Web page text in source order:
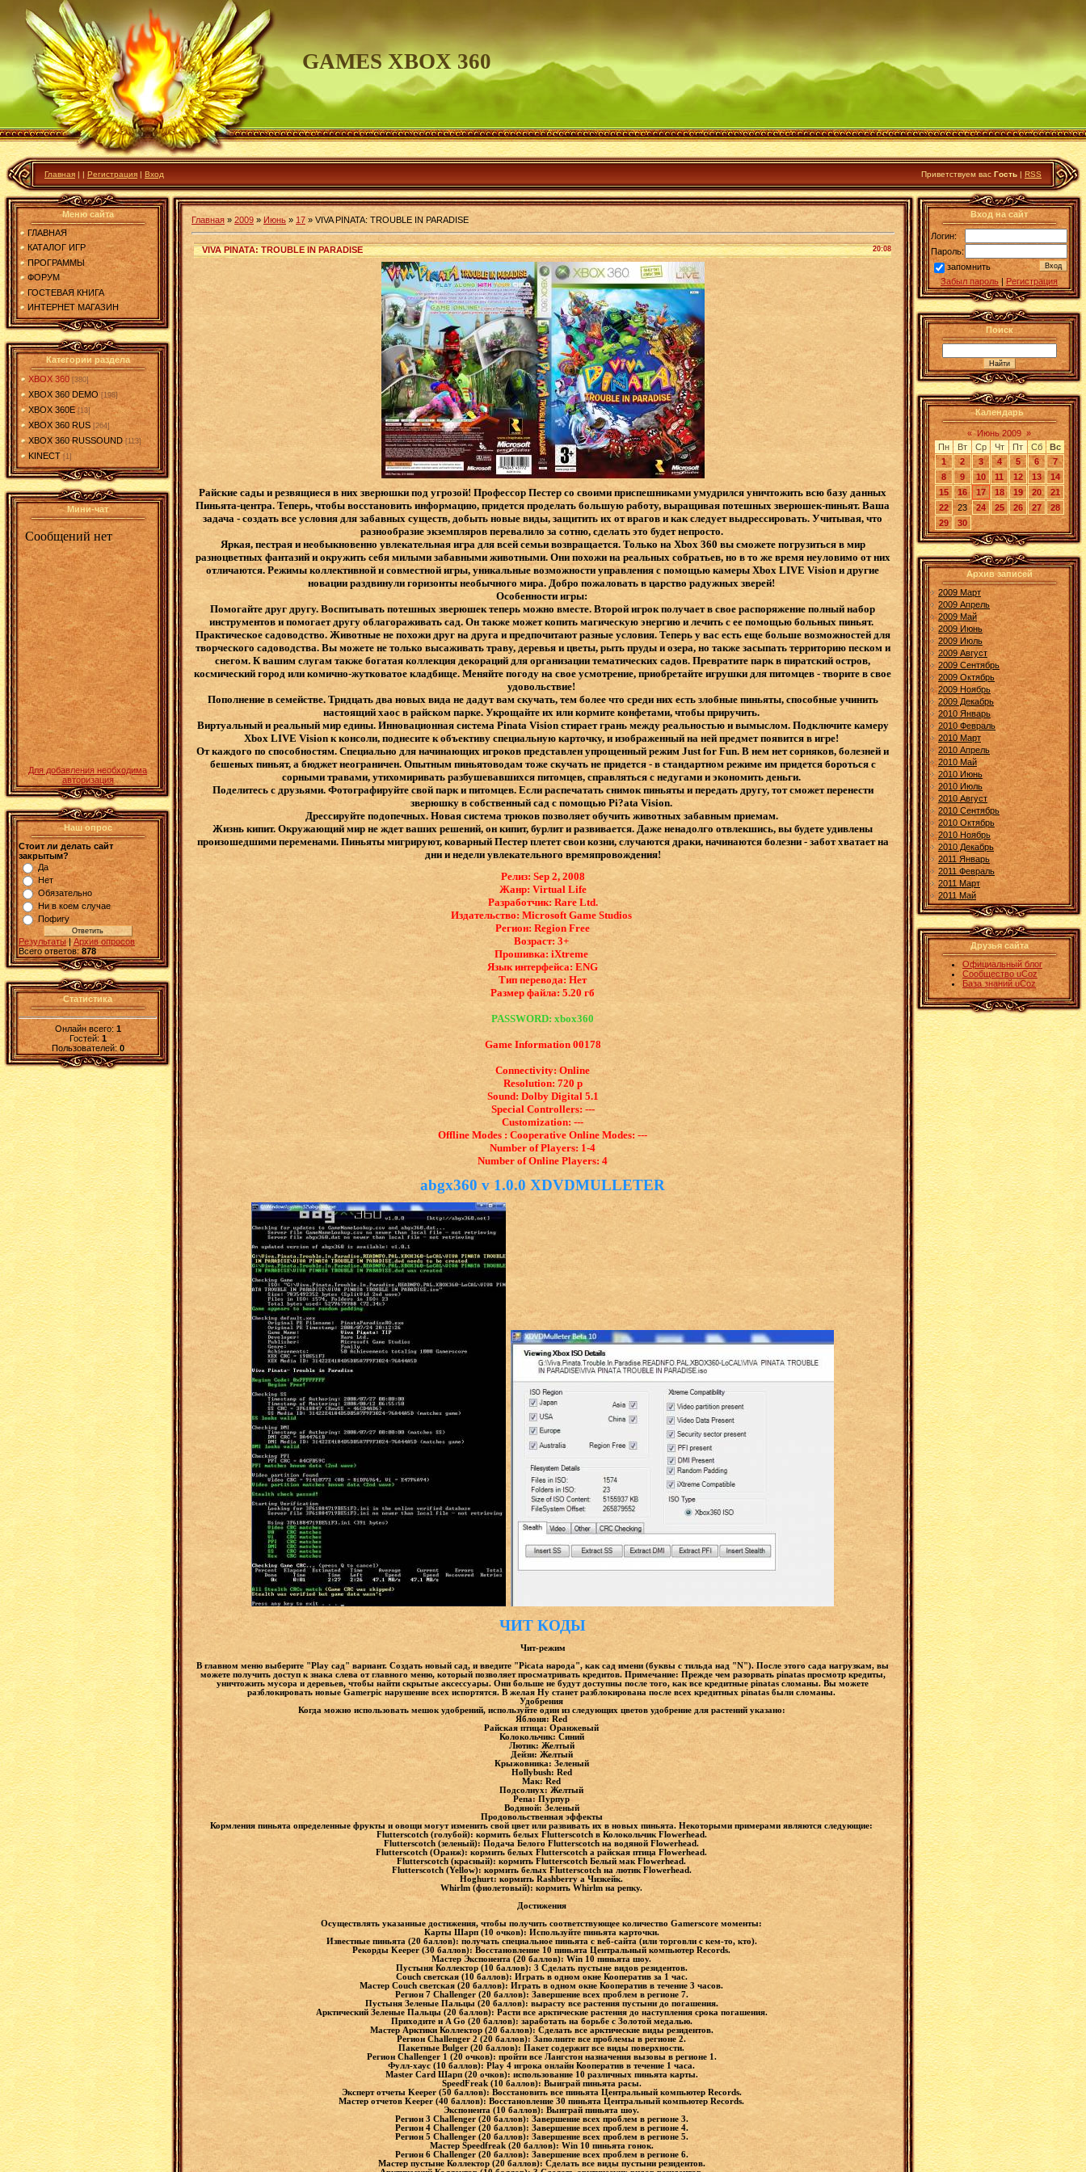
GAMES XBOX 360
Главная | | Регистрация | Вход Приветствуем вас Гость | RSS
Меню сайта
ГЛАВНАЯ
КАТАЛОГ ИГР
ПРОГРАММЫ
ФОРУМ
ГОСТЕВАЯ КНИГА
ИНТЕРНЕТ МАГАЗИН
Категории раздела
XBOX 360 [380]
XBOX 360 DEMO [198]
XBOX 360E [13]
XBOX 360 RUS [264]
XBOX 360 RUSSOUND [113]
KINECT [1]
Мини-чат
Для добавления необходима
авторизация
Наш опрос
Стоит ли делать сайт
закрытым?
Да
Нет
Обязательно
Ни в коем случае
Пофигу
Результаты|Архив опросов
Всего ответов:878
Статистика
Онлайн всего:1
Гостей:1
Пользователей: 0
Главная » 2009 » Июнь » 17 » VIVA PINATA: TROUBLE IN PARADISE
20:08
VIVA PINATA: TROUBLE IN PARADISE
Райские сады и резвящиеся в них зверюшки под угрозой! Профессор Пестер со своими приспешниками умудрился уничтожить всю базу данных
Пиньята-центра. Теперь, чтобы восстановить информацию, придется проделать большую работу, выращивая потешных зверюшек-пиньят. Ваша
задача - создать все условия для забавных существ, добыть новые виды, защитить их от врагов и как следует выдрессировать. Учитывая, что
разнообразие экземпляров перевалило за сотню, сделать это будет непросто.
Яркая, пестрая и необыкновенно увлекательная игра для всей семьи возвращается. Только на Xbox 360 вы сможете погрузиться в мир
разноцветных фантазий и окружить себя милыми забавными животными. Они похожи на реальных собратьев, но в то же время неуловимо от них
отличаются. Режимы коллективной и совместной игры, уникальные возможности управления с помощью камеры Xbox LIVE Vision и другие
новации раздвинули горизонты необычного мира. Добро пожаловать в царство радужных зверей!
Особенности игры:
Помогайте друг другу. Воспитывать потешных зверюшек теперь можно вместе. Второй игрок получает в свое распоряжение полный набор
инструментов и помогает другу облагораживать сад. Он также может копить магическую энергию и лечить с ее помощью больных пиньят.
Практическое садоводство. Животные не похожи друг на друга и предпочитают разные условия. Теперь у вас есть еще больше возможностей для
творческого садоводства. Вы можете не только высаживать траву, деревья и цветы, рыть пруды и озера, но также засыпать территорию песком и
снегом. К вашим слугам также богатая коллекция декораций для организации тематических садов. Превратите парк в пиратский остров,
космический город или комично-жутковатое кладбище. Меняйте погоду на свое усмотрение, приобретайте игрушки для питомцев - творите в свое
удовольствие!
Пополнение в семействе. Тридцать два новых вида не дадут вам скучать, тем более что среди них есть злобные пиньяты, способные учинить
настоящий хаос в райском парке. Укрощайте их или кормите конфетами, чтобы приручить.
Виртуальный и реальный мир едины. Инновационная система Pinata Vision стирает грань между реальностью и вымыслом. Подключите камеру
Xbox LIVE Vision к консоли, поднесите к объективу специальную карточку, и изображенный на ней предмет появится в игре!
От каждого по способностям. Специально для начинающих игроков представлен упрощенный режим Just for Fun. В нем нет сорняков, болезней и
бешеных пиньят, а бюджет неограничен. Опытным пиньятоводам тоже скучать не придется - в стандартном режиме им придется бороться с
сорными травами, утихомиривать разбушевавшихся питомцев, справляться с недугами и экономить деньги.
Поделитесь с друзьями. Фотографируйте свой парк и питомцев. Если распечатать снимок пиньяты и передать другу, тот сможет перенести
зверюшку в собственный сад с помощью Pi?ata Vision.
Дрессируйте подопечных. Новая система трюков позволяет обучить животных забавным приемам.
Жизнь кипит. Окружающий мир не ждет ваших решений, он кипит, бурлит и развивается. Даже ненадолго отвлекшись, вы будете удивлены
произошедшими переменами. Пиньяты мигрируют, коварный Пестер плетет свои козни, случаются драки, начинаются болезни - забот хватает на
дни и недели увлекательного времяпровождения!
Релиз: Sep 2, 2008
Жанр: Virtual Life
Разработчик: Rare Ltd.
Издательство: Microsoft Game Studios
Регион: Region Free
Возраст: 3+
Прошивка: iXtreme
Язык интерфейса: ​ENG
Тип перевода: Нет
Размер файла: 5.20 гб
PASSWORD: xbox360
Game Information 00178
Connectivity: Online
Resolution: 720 p
Sound: Dolby Digital 5.1
Special Controllers: ---
Customization: ---
Offline Modes : Cooperative Online Modes: ---
Number of Players: 1-4
Number of Online Players: 4
abgx360 v 1.0.0 XDVDMULLETER
ЧИТ КОДЫ
Чит-режим
В главном меню выберите "Play сад" вариант. Создать новый сад, и введите "Piсata народа", как сад имени (буквы с тильда над "N"). После этого сада нагрузкам, вы
можете получить доступ к знака слева от главного меню, который позволяет просматривать кредитов. Примечание: Прежде чем разорвать pinatas просмотр кредиты,
уничтожить мусора и деревьев, чтобы найти скрытые аксессуары. Они больше не будут доступны после того, как все кредитные pinatas сломаны. Вы можете
разблокировать новые Gamerpic нарушение всех испортятся. В желая Ну станет разблокирована после всех кредитных pinatas были сломаны.
Удобрения
Когда можно использовать мешок удобрений, используйте один из следующих цветов удобрение для растений указано:
Яблоня: Red
Райская птица: Оранжевый
Колокольчик: Синий
Лютик: Желтый
Дейзи: Желтый
Крыжовника: Зеленый
Hollybush: Red
Мак: Red
Подсолнух: Желтый
Репа: Пурпур
Водяной: Зеленый
Продовольственная эффекты
Кормления пиньята определенные фрукты и овощи могут изменить свой цвет или развивать их в новых пиньята. Некоторыми примерами являются следующие:
Flutterscotch (голубой): кормить белых Flutterscotch в Колокольчик Flowerhead.
Flutterscotch (зеленый): Подача Белого Flutterscotch на водяной Flowerhead.
Flutterscotch (Оранж): кормить белых Flutterscotch а райская птица Flowerhead.
Flutterscotch (красный): кормить Flutterscotch Белый мак Flowerhead.
Flutterscotch (Yellow): кормить белых Flutterscotch на лютик Flowerhead.
Hoghurt: кормить Rashberry а Чизкейк.
Whirlm (фиолетовый): кормить Whirlm на репку.
Достижения
Осуществлять указанные достижения, чтобы получить соответствующее количество Gamerscore моменты:
Карты Шарп (10 очков): Используйте пиньята карточки.
Известные пиньята (20 баллов): получать специальное пиньята с веб-сайта (или торговли с кем-то, кто).
Рекорды Keeper (30 баллов): Восстановление 10 пиньята Центральный компьютер Records.
Мастер Экспонента (20 баллов): Win 10 пиньята шоу.
Пустыня Коллектор (10 баллов): 3 Сделать пустыне видов резидентов.
Couch светская (10 баллов): Играть в одном окне Кооператив за 1 час.
Мастер Couch светская (20 баллов): Играть в одном окне Кооператив в течение 3 часов.
Регион 7 Challenger (20 баллов): Завершение всех проблем в регионе 7.
Пустыня Зеленые Пальцы (20 баллов): вырасту все растения пустыни до погашения.
Арктический Зеленые Пальцы (20 баллов): Расти все арктические растения до наступления срока погашения.
Приходите и A Go (20 баллов): заработать на борьбе с Золотой медалью.
Мастер Арктики Коллектор (20 баллов): Сделать все арктические виды резидентов.
Регион Challenger 2 (20 баллов): Заполните все проблемы в регионе 2.
Пакетные Bulger (20 баллов): Пакет содержит все виды поверхности.
Регион Challenger 1 (20 очков): пройти все Лангстон назначения вызовы в регионе 1.
Фулл-хаус (10 баллов): Play 4 игрока онлайн Кооператив в течение 1 часа.
Master Card Шарп (20 очков): использование 10 различных пиньята карты.
SpeedFreak (10 баллов): Выиграй пиньята расы.
Эксперт отчеты Keeper (50 баллов): Восстановить все пиньята Центральный компьютер Records.
Мастер отчетов Keeper (40 баллов): Восстановление 30 пиньята Центральный компьютер Records.
Экспонента (10 баллов): Выиграй пиньята шоу.
Регион 3 Challenger (20 баллов): Завершение всех проблем в регионе 3.
Регион 4 Challenger (20 баллов): Завершение всех проблем в регионе 4.
Регион 5 Challenger (20 баллов): Завершение всех проблем в регионе 5.
Мастер Speedfreak (20 баллов): Win 10 пиньята гонок.
Регион 6 Challenger (20 баллов): Завершение всех проблем в регионе 6.
Мастер пустыне Коллектор (20 баллов): Сделать все виды пустыни резидентов.
Вход на сайт
Логин:
Пароль:
запомнить
Забыл пароль | Регистрация
Поиск
Календарь
« Июнь 2009 »
Пн
Вт Ср Чт Пт Сб
Вс
1
2 3 4 5 6
7
8
9 10 11 12 13
14
15
16 17 18 19 20
21
22
23 24 25 26 27
28
29
30
Архив записей
2009 Март
2009 Апрель
2009 Май
2009 Июнь
2009 Июль
2009 Август
2009 Сентябрь
2009 Октябрь
2009 Ноябрь
2009 Декабрь
2010 Январь
2010 Февраль
2010 Март
2010 Апрель
2010 Май
2010 Июнь
2010 Июль
2010 Август
2010 Сентябрь
2010 Октябрь
2010 Ноябрь
2010 Декабрь
2011 Январь
2011 Февраль
2011 Март
2011 Май
Друзья сайта
Официальный блог
Сообщество uCoz
База знаний uCoz